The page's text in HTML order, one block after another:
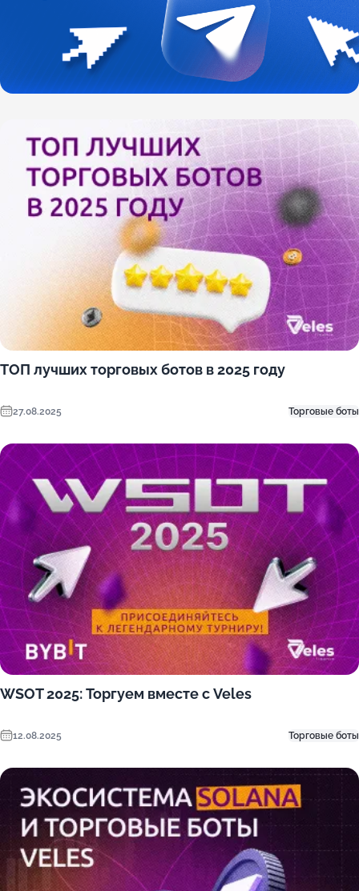
ТОП лучших торговых ботов в 2025 году
27.08.2025 Торговые боты
WSOT 2025: Торгуем вместе с Veles
12.08.2025 Торговые боты